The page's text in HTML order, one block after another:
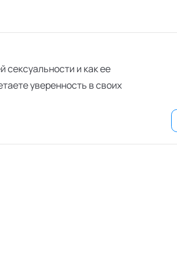
сексуальности и как ее
уверенность в своих